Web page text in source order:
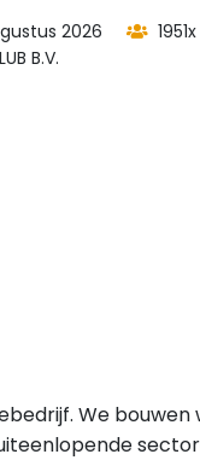
2026
B.V.
We bouwen